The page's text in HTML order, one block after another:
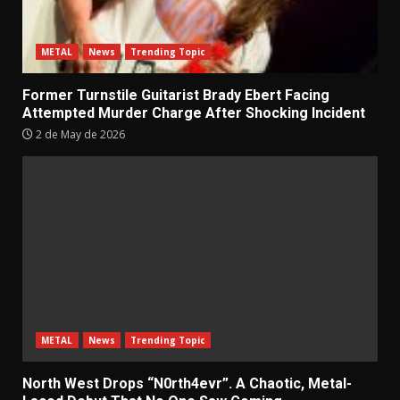
METAL News Trending Topic
Former Turnstile Guitarist Brady Ebert Facing
Attempted Murder Charge After Shocking Incident
2 de May de 2026
METAL News Trending Topic
North West Drops “N0rth4evr”. A Chaotic, Metal-